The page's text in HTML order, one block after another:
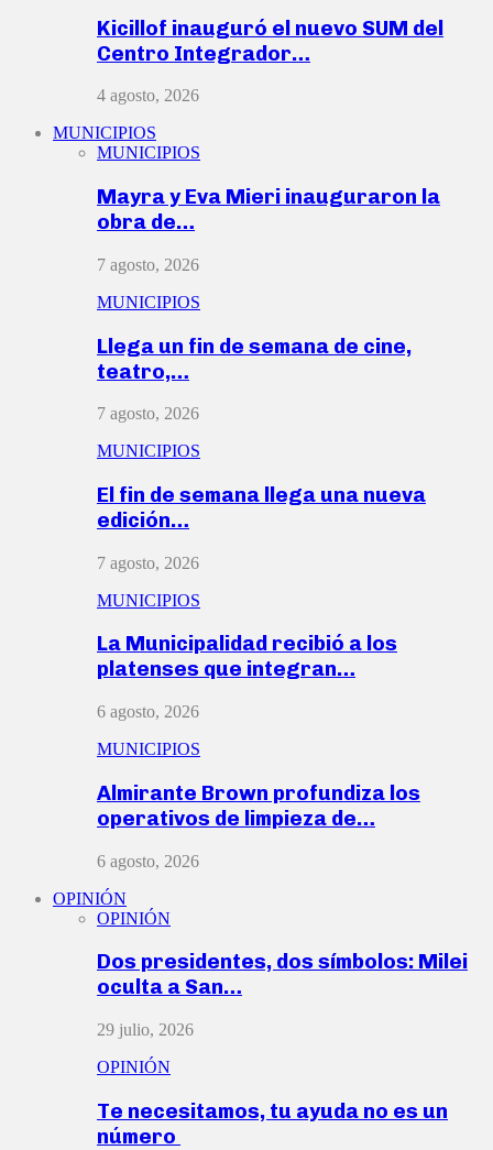
Kicillof inauguró el nuevo SUM del
Centro Integrador…
4 agosto, 2026
MUNICIPIOS
MUNICIPIOS
Mayra y Eva Mieri inauguraron la
obra de…
7 agosto, 2026
MUNICIPIOS
Llega un fin de semana de cine,
teatro,…
7 agosto, 2026
MUNICIPIOS
El fin de semana llega una nueva
edición…
7 agosto, 2026
MUNICIPIOS
La Municipalidad recibió a los
platenses que integran…
6 agosto, 2026
MUNICIPIOS
Almirante Brown profundiza los
operativos de limpieza de…
6 agosto, 2026
OPINIÓN
OPINIÓN
Dos presidentes, dos símbolos: Milei
oculta a San…
29 julio, 2026
OPINIÓN
Te necesitamos, tu ayuda no es un
número